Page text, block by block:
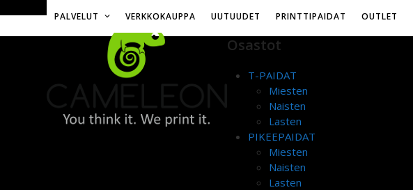
content
PALVELUT VERKKOKAUPPA UUTUUDET PRINTTIPAIDAT OUTLET
Osastot
T-PAIDAT
Miesten
Naisten
Lasten
PIKEEPAIDAT
Miesten
Naisten
Lasten